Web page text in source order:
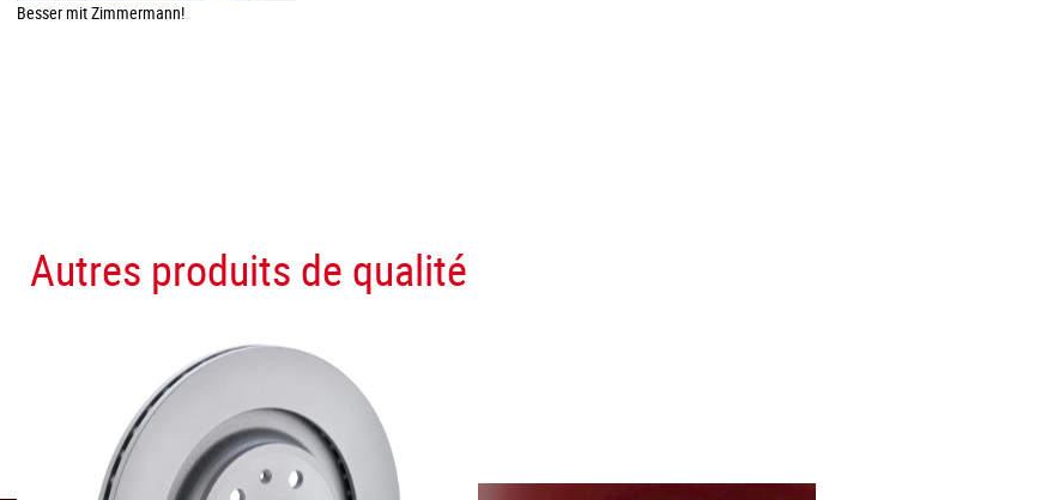
Besser mit Zimmermann!
Autres produits de qualité